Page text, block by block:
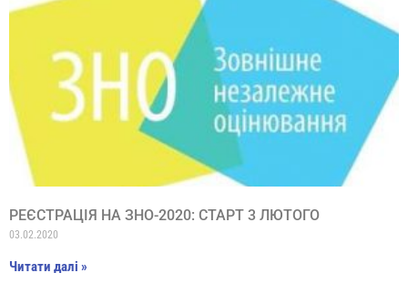
РЕЄСТРАЦІЯ НА ЗНО-2020: СТАРТ 3 ЛЮТОГО
03.02.2020
Читати далі »